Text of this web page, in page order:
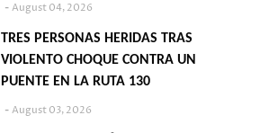
August 04, 2026
TRES PERSONAS HERIDAS TRAS
VIOLENTO CHOQUE CONTRA UN
PUENTE EN LA RUTA 130
August 03, 2026